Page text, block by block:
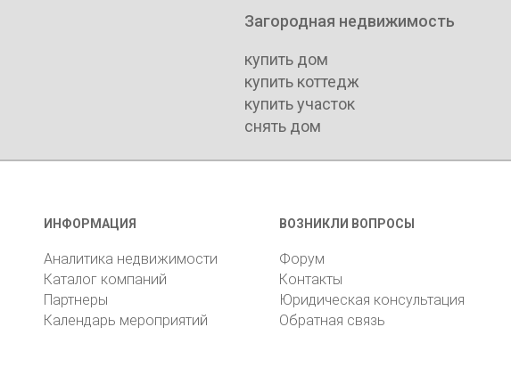
Загородная недвижимость
купить дом
купить коттедж
купить участок
снять дом
ИНФОРМАЦИЯ
Аналитика недвижимости
Каталог компаний
Партнеры
Календарь мероприятий
ВОЗНИКЛИ ВОПРОСЫ
Форум
Контакты
Юридическая консультация
Обратная связь